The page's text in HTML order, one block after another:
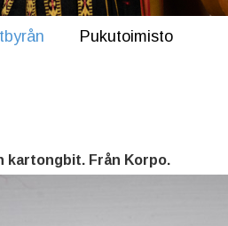
Pukutoimisto
kartongbit. Från Korpo.